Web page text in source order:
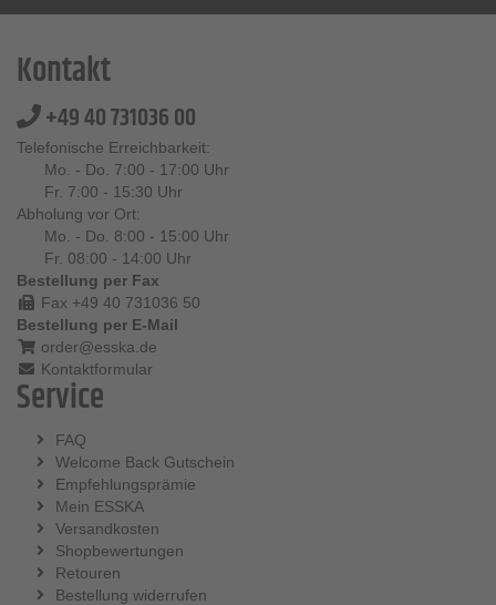
Kontakt
+49 40 731036 00
Telefonische Erreichbarkeit:
Mo. - Do. 7:00 - 17:00 Uhr
Fr. 7:00 - 15:30 Uhr
Abholung vor Ort:
Mo. - Do. 8:00 - 15:00 Uhr
Fr. 08:00 - 14:00 Uhr
Bestellung per Fax
Fax +49 40 731036 50
Bestellung per E-Mail
order@esska.de
Kontaktformular
Service
FAQ
Welcome Back Gutschein
Empfehlungsprämie
Mein ESSKA
Versandkosten
Shopbewertungen
Retouren
Bestellung widerrufen